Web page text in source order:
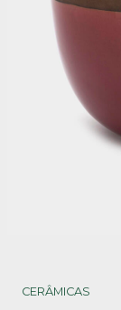
CERÂMICAS